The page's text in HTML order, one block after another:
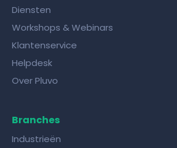
Diensten
Workshops & Webinars
Klantenservice
Helpdesk
Over Pluvo
Branches
Industrieën